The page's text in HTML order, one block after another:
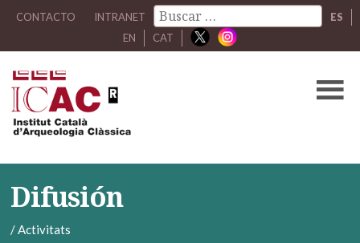
CONTACTO INTRANET
ES
EN
CAT
Difusión
/Activitats